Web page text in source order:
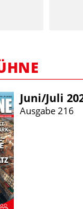
Juni/​Juli
Ausgabe 216